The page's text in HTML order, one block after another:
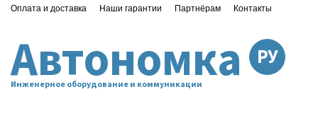
Оплата и доставка Наши гарантии Партнёрам Контакты
Автономка РУ
Инженерное оборудование и коммуникации